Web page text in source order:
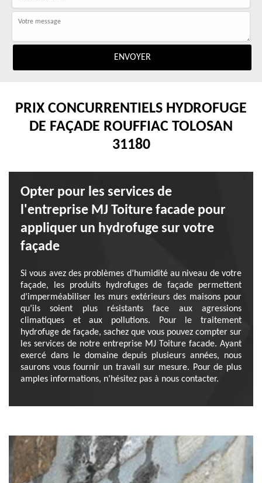
PRIX CONCURRENTIELS HYDROFUGE
DE FAÇADE ROUFFIAC TOLOSAN
31180
Opter pour les services de
l'entreprise MJ Toiture facade pour
appliquer un hydrofuge sur votre
façade
Si vous avez des problèmes d’humidité au niveau de votre
façade, les produits hydrofuges de façade permettent
d’imperméabiliser les murs extérieurs des maisons pour
qu’ils soient plus résistants face aux agressions
climatiques et aux pollutions. Pour le traitement
hydrofuge de façade, sachez que vous pouvez compter sur
les services de notre entreprise MJ Toiture facade. Ayant
exercé dans le domaine depuis plusieurs années, nous
saurons vous fournir un travail sur mesure. Pour de plus
amples informations, n’hésitez pas à nous contacter.